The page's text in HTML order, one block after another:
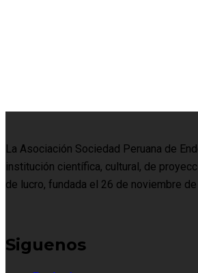
La Asociación Sociedad Peruana de
institución científica, cultural, de
de lucro, fundada el 26 de noviembre
Siguenos